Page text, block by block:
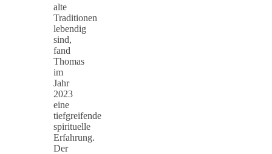
alte
Traditionen
lebendig
sind,
fand
Thomas
im
Jahr
2023
eine
tiefgreifende
spirituelle
Erfahrung.
Der